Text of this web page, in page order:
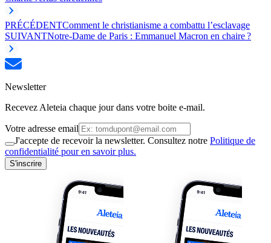
PRÉCÉDENTComment le christianisme a combattu l’esclavage
SUIVANTNotre-Dame de Paris : Emmanuel Macron en chaire ?
Newsletter
Recevez Aleteia chaque jour dans votre boite e-mail.
Votre adresse email
J'accepte de recevoir la newsletter. Consultez notre Politique de
confidentialité pour en savoir plus.
S'inscrire